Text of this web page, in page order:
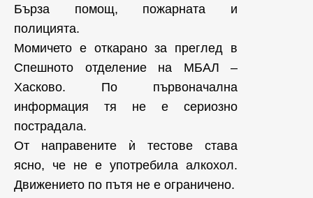
Бърза помощ, пожарната и
полицията.
Момичето е откарано за преглед в
Спешното отделение на МБАЛ –
Хасково. По първоначална
информация тя не е сериозно
пострадала.
От направените ѝ тестове става
ясно, че не е употребила алкохол.
Движението по пътя не е ограничено.